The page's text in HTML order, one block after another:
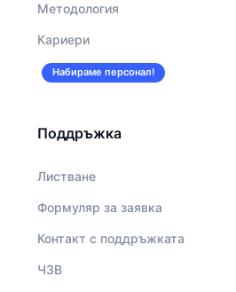
Методология
Кариери
Набираме персонал!
Поддръжка
Листване
Формуляр за заявка
Контакт с поддръжката
ЧЗВ